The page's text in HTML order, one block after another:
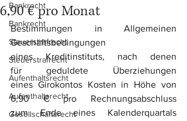
Bankrecht
Bankrecht
Steuerstrafrecht
Steuerstrafrecht
Aufenthaltsrecht
Aufenthaltsrecht
Gesellschaftsrecht
6,90 € pro Monat
Bestimmungen in Allgemeinen
Geschäftsbedingungen
eines Kreditinstituts, nach denen
für geduldete Überziehungen
eines Girokontos Kosten in Höhe von
6,90 € pro Rechnungsabschluss
zum Ende eines Kalenderquartals